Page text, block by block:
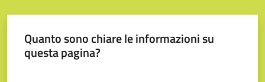
Quanto sono chiare le informazioni su
questa pagina?